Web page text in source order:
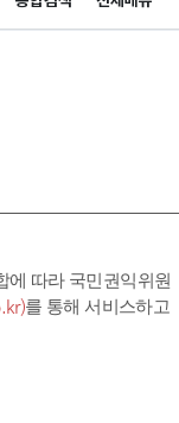
에 따라 국민권익위원
를 통해 서비스하고